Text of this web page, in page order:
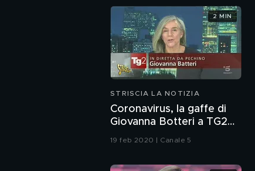
STRISCIA LA NOTIZIA
Coronavirus, la gaffe di
Giovanna Botteri a TG2
19 feb 2020 | Canale 5
2 MIN